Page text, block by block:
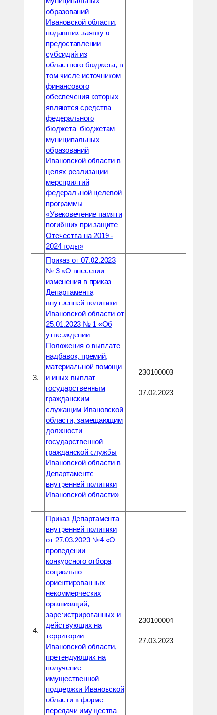
образований
Ивановской области,
подавших заявку о
предоставлении
субсидий из
областного бюджета, в
том числе источником
финансового
обеспечения которых
являются средства
федерального
бюджета, бюджетам
муниципальных
образований
Ивановской области в
целях реализации
мероприятий
федеральной целевой
программы
«Увековечение памяти
погибших при защите
Отечества на 2019 -
2024 годы»
3.
Приказ от 07.02.2023
№ 3 «О внесении
изменения в приказ
Департамента
внутренней политики
Ивановской области от
25.01.2023 № 1 «Об
утверждении
Положения о выплате
надбавок, премий,
материальной помощи
и иных выплат
государственным
гражданским
служащим Ивановской
области, замещающим
должности
государственной
гражданской службы
Ивановской области в
Департаменте
внутренней политики
Ивановской области»
230100003
07.02.2023
4.
Приказ Департамента
внутренней политики
от 27.03.2023 №4 «О
проведении
конкурсного отбора
социально
ориентированных
некоммерческих
организаций,
зарегистрированных и
действующих на
территории
Ивановской области,
претендующих на
получение
имущественной
поддержки Ивановской
области в форме
передачи имущества
230100004
27.03.2023